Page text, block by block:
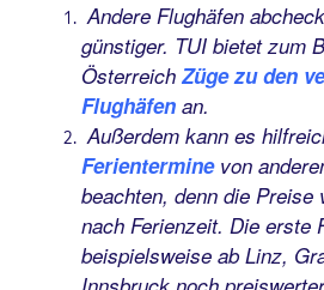
Andere Flughäfen
günstiger. TUI bietet zum
Österreich Züge zu den
Flughäfen an.
Außerdem kann es
Ferienterminevon
beachten, denn die
nach Ferienzeit. Die erste
beispielsweise ab Linz,